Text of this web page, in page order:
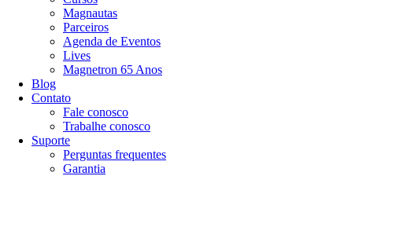
Magnautas
Parceiros
Agenda de Eventos
Lives
Magnetron 65 Anos
Blog
Contato
Fale conosco
Trabalhe conosco
Suporte
Perguntas frequentes
Garantia